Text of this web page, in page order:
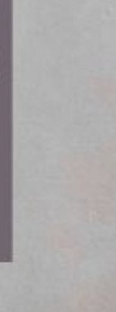
och begränsar
och reda helt enkelt.
genomförande av
kostnader, så att
objekt. Den totala
av de namngivna
Trafikverket. För
kronor under
och bedöma hur den
årlig ekonomisk
februari 2027.